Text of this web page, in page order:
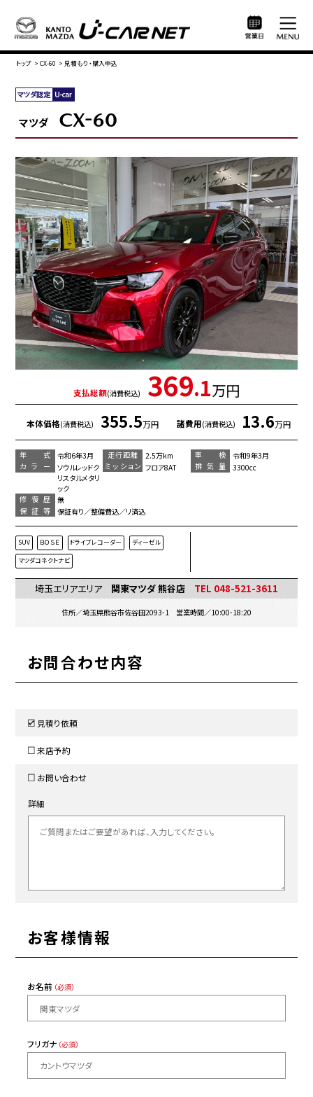
トップ > CX-60 > 見積もり・購入申込
マツダ CX-60
支払総額(消費税込) 369.1万円
本体価格(消費税込) 355.5万円 諸費用(消費税込) 13.6万円
年 式 令和6年3月 走行距離 2.5万km 車 検
令和9年3月
カラー
ソウルレッドク
リスタルメタリ
ック
ミッション フロア8AT 排気量 3300cc
修復歴
無
保証等
保証有り／整備費込／リ済込
SUV ＢＯＳＥ ドライブレコーダー ディーゼル
マツダコネクトナビ
埼玉エリアエリア 関東マツダ 熊谷店 TEL 048-521-3611
住所／埼玉県熊谷市佐谷田2093-1 営業時間／10:00-18:20
お問合わせ内容
見積り依頼
来店予約
お問い合わせ
詳細
お客様情報
お名前 （必須）
フリガナ （必須）